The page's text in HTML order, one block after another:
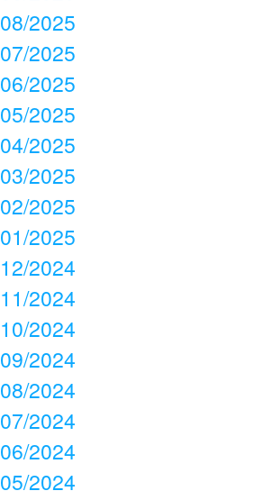
08/2025
07/2025
06/2025
05/2025
04/2025
03/2025
02/2025
01/2025
12/2024
11/2024
10/2024
09/2024
08/2024
07/2024
06/2024
05/2024